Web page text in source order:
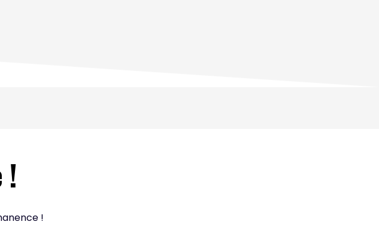
!
!
Nos podcasts